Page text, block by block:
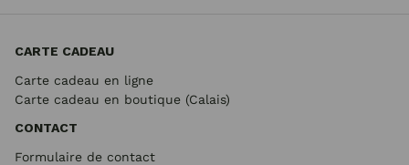
CARTE CADEAU
Carte cadeau en ligne
Carte cadeau en boutique (Calais)
CONTACT
Formulaire de contact